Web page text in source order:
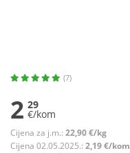
(7)
2 29
€/kom
Cijena za j.m.: 22,90 €/kg
Cijena 02.05.2025.: 2,19 €/kom